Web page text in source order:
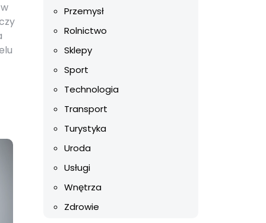
Przemysł
Rolnictwo
Sklepy
Sport
Technologia
Transport
Turystyka
Uroda
Usługi
Wnętrza
Zdrowie